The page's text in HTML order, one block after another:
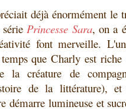
déjà énormément le
sériePrincesse Sara, on a
font merveille.
que Charly est
la créature de
de la littérature), et
démarre lumineuse et